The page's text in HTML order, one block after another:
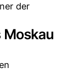
der
Moskau